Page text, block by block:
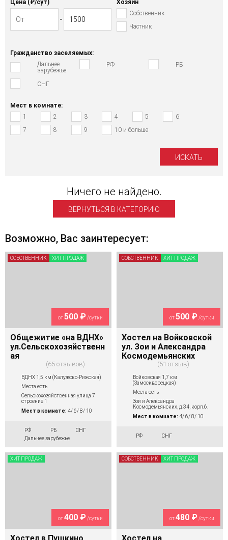
Цена (₽/cут)
Хозяин
Собственник
Частник
Гражданство заселяемых:
Дальнее
зарубежье
РФ РБ
СНГ
Мест в комнате:
1
2 3 4 5
6
7
8 9 10 и больше
Ничего не найдено.
ВЕРНУТЬСЯ В КАТЕГОРИЮ
Возможно, Вас заинтересует:
от500 ₽/сутки
Общежитие «на ВДНХ»
ул.Сельскохозяйственн
ая
65 отзывов
ВДНХ 1,5 км (Калужско-Рижская)
Места есть
Сельскохозяйственная улица 7
строение 1
Мест в комнате: 4/ 6/ 8/ 10
РФ РБ
СНГ
Дальнее зарубежье
СОБСТВЕННИК ХИТ ПРОДАЖ
от500 ₽/сутки
Хостел на Войковской
ул. Зои и Александра
Космодемьянских
51 отзыв
Войковская 1,7 км
(Замоскворецкая)
Места есть
Зои и Александра
Космодемьянских, д.34, корп.6.
Мест в комнате: 4/ 6/ 8/ 10
РФ СНГ
СОБСТВЕННИК ХИТ ПРОДАЖ
от400 ₽/сутки
ХИТ ПРОДАЖ
от480 ₽/сутки
СОБСТВЕННИК ХИТ ПРОДАЖ